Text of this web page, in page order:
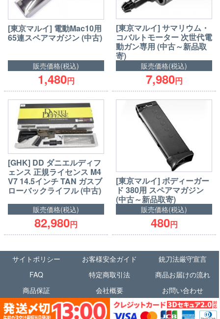
[東京マルイ] 電動Mac10用
65連スペアマガジン (中古)
販売価格(税込)
1,480円
[東京マルイ] サマリウム・
コバルトモーター 次世代電
動ガン専用 (中古～新品取
寄)
販売価格(税込)
7,980円
[GHK] DD ダニエルディフ
ェンス 正規ライセンス M4
V7 14.5インチ TAN ガスブ
ローバックライフル (中古)
販売価格(税込)
82,980円
[東京マルイ] ボディーガー
ド 380用 スペアマガジン
(中古～新品取寄)
販売価格(税込)
480円
サイトポリシー お客様安全ガイド
銃刀法厳守宣言
FAQ
特定商取引法
商品お届けの流れ
商品保証
会社概要 お問い合わせ